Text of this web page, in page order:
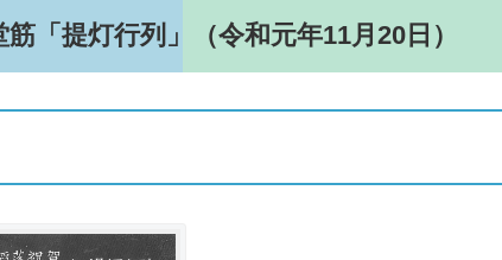
「提灯行列」（令和元年11月20日）